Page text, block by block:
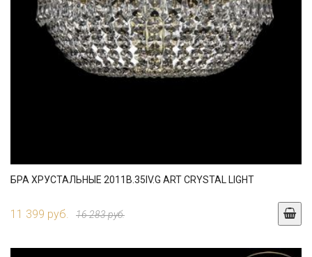
БРА ХРУСТАЛЬНЫЕ 2011B.35IV.G ART CRYSTAL LIGHT
11 399 руб. 16 283 руб.